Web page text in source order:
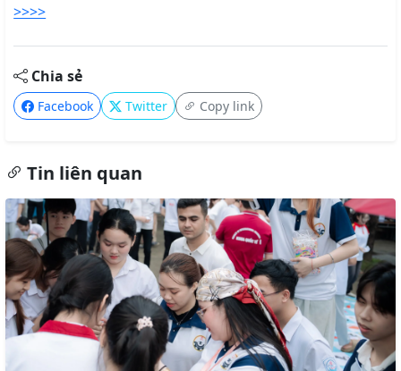
>>>>
Chia sẻ
Facebook Twitter Copy link
Tin liên quan